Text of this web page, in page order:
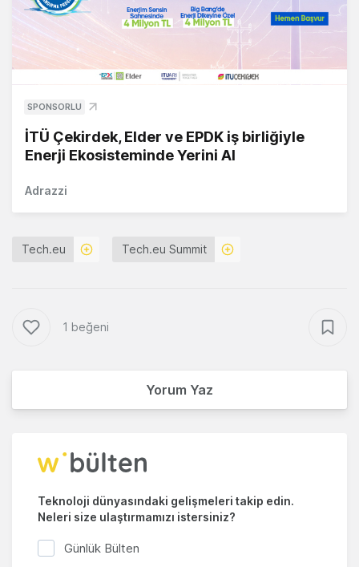
SPONSORLU
İTÜ Çekirdek, Elder ve EPDK iş birliğiyle
Enerji Ekosisteminde Yerini Al
Adrazzi
Tech.eu Tech.eu Summit
1 beğeni
Yorum Yaz
Teknoloji dünyasındaki gelişmeleri takip edin.
Neleri size ulaştırmamızı istersiniz?
Günlük Bülten